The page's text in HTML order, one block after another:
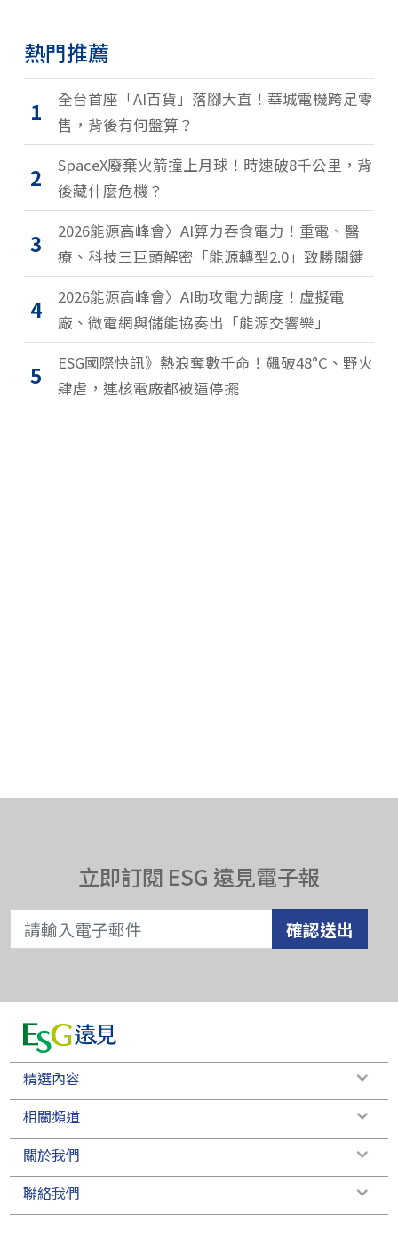
熱門推薦
1
全台首座「AI百貨」落腳大直！華城電機跨足零
售，背後有何盤算？
2
SpaceX廢棄火箭撞上月球！時速破8千公里，背
後藏什麼危機？
3
2026能源高峰會〉AI算力吞食電力！重電、醫
療、科技三巨頭解密「能源轉型2.0」致勝關鍵
4
2026能源高峰會〉AI助攻電力調度！虛擬電
廠、微電網與儲能協奏出「能源交響樂」
5
ESG國際快訊》熱浪奪數千命！飆破48°C、野火
肆虐，連核電廠都被逼停擺
立即訂閱 ESG 遠見電子報
確認送出
精選內容
相關頻道
關於我們
聯絡我們